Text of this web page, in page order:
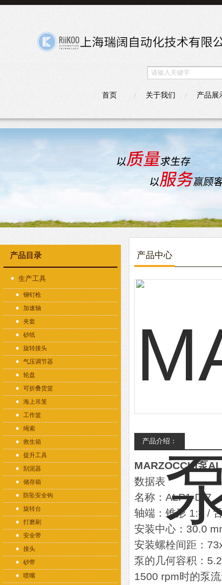
首页 关于我们 产品展
产品目录
生产工具
铆钉枪
加速轴
夹套
砂纸
旋转接头
气压调节器
轮盘
可折叠货篮
海上吊笼
工作篮
绳索
救生箱
提升工具
刮泥器
储存箱
防坠安全钩
旋转台
打磨刷
安全带
接头
砂带
喷嘴
产品中心
产品介绍：
MARZOCCHI泵
数据表
名称：ALP1-D-7
轴端：锥形 1:8 /
安装中心：30.0
安装螺栓间距：
泵的几何容积：
1500 rpm时的泵